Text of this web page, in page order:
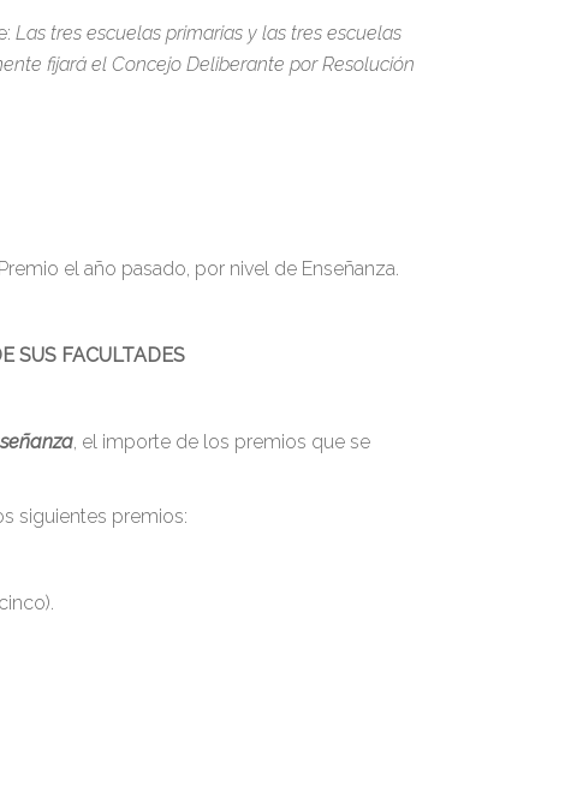
Las tres escuelas primarias y las tres escuelas
fijará el Concejo Deliberante por Resolución
el año pasado, por nivel de Enseñanza.
SUS FACULTADES
, el importe de los premios que se
siguientes premios: